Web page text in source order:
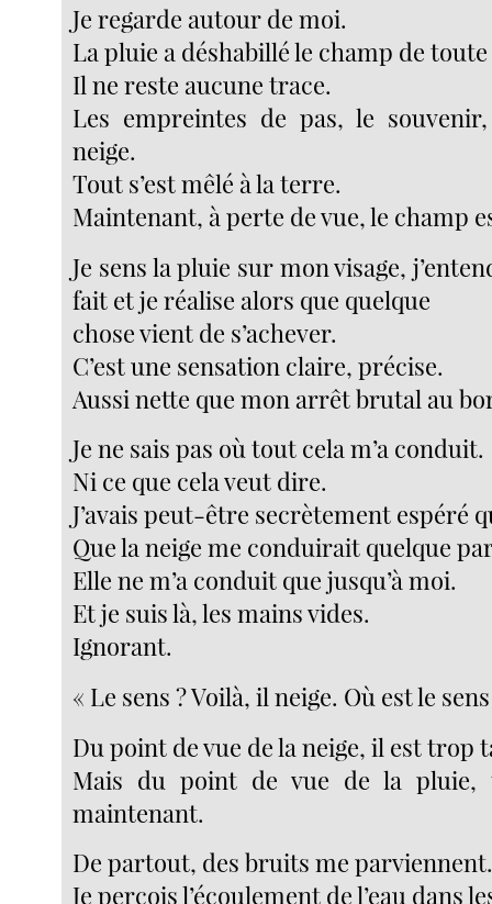
Je regarde autour de moi.
La pluie a déshabillé le champ de toute
Il ne reste aucune trace.
Les empreintes de pas, le
neige.
Tout s’est mêlé à la terre.
Maintenant, à perte de vue, le champ
Je sens la pluie sur mon visage,
fait et je réalise alors que quelque
chose vient de s’achever.
C’est une sensation claire, précise.
Aussi nette que mon arrêt brutal au
Je ne sais pas où tout cela m’a conduit.
Ni ce que cela veut dire.
J’avais peut-être secrètement espéré
Que la neige me conduirait quelque
Elle ne m’a conduit que jusqu’à moi.
Et je suis là, les mains vides.
Ignorant.
« Le sens ? Voilà, il neige. Où est le
Du point de vue de la neige, il est trop
Mais du point de vue de la pluie,
maintenant.
De partout, des bruits me
Je perçois l’écoulement de l’eau dans